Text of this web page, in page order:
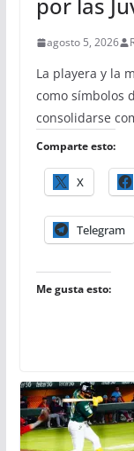
por las
agosto 5, 2026
La playera y la
como símbolos
consolidarse
Comparte esto:
X
Telegram
Me gusta esto: